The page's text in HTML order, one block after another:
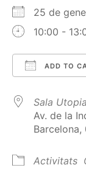
25 de
10:00 -
ADD TO
Sala Utopia
Av. de la
Barcelona,
Activitats